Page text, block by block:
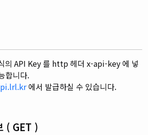
의 API Key 를 http 헤더 x-api-key 에 넣
합니다.
에서 발급하실 수 있습니다.
( GET )